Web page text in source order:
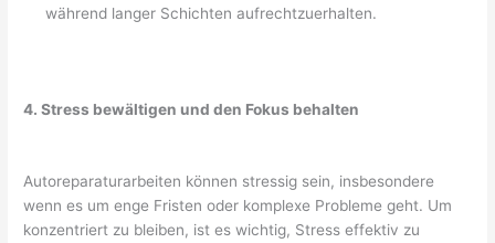
während langer Schichten aufrechtzuerhalten.
4. Stress bewältigen und den Fokus behalten
Autoreparaturarbeiten können stressig sein, insbesondere
wenn es um enge Fristen oder komplexe Probleme geht. Um
konzentriert zu bleiben, ist es wichtig, Stress effektiv zu